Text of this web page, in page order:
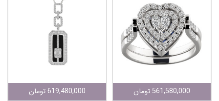
561,580,000 تومان
619,480,000 تومان